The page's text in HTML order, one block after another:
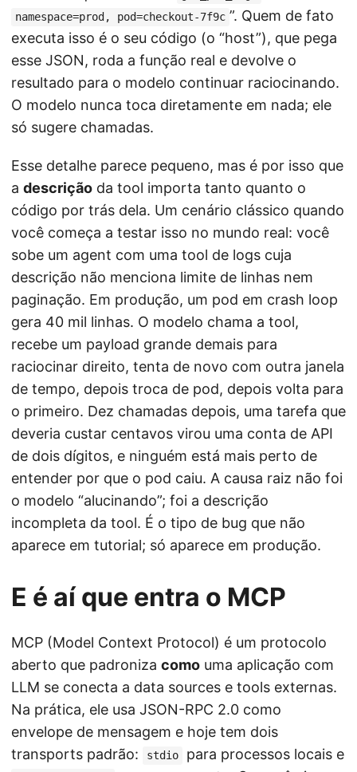
namespace=prod, pod=checkout-7f9c ”. Quem de fato
executa isso é o seu código (o “host”), que pega
esse JSON, roda a função real e devolve o
resultado para o modelo continuar raciocinando.
O modelo nunca toca diretamente em nada; ele
só sugere chamadas.
Esse detalhe parece pequeno, mas é por isso que
a descrição da tool importa tanto quanto o
código por trás dela. Um cenário clássico quando
você começa a testar isso no mundo real: você
sobe um agent com uma tool de logs cuja
descrição não menciona limite de linhas nem
paginação. Em produção, um pod em crash loop
gera 40 mil linhas. O modelo chama a tool,
recebe um payload grande demais para
raciocinar direito, tenta de novo com outra janela
de tempo, depois troca de pod, depois volta para
o primeiro. Dez chamadas depois, uma tarefa que
deveria custar centavos virou uma conta de API
de dois dígitos, e ninguém está mais perto de
entender por que o pod caiu. A causa raiz não foi
o modelo “alucinando”; foi a descrição
incompleta da tool. É o tipo de bug que não
aparece em tutorial; só aparece em produção.
E é aí que entra o MCP
MCP (Model Context Protocol) é um protocolo
aberto que padroniza como uma aplicação com
LLM se conecta a data sources e tools externas.
Na prática, ele usa JSON-RPC 2.0 como
envelope de mensagem e hoje tem dois
transports padrão:
stdio para processos locais e